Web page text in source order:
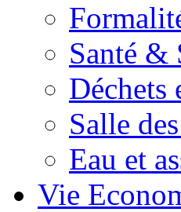
Santé &
Déchets
Salle
Eau et
Vie